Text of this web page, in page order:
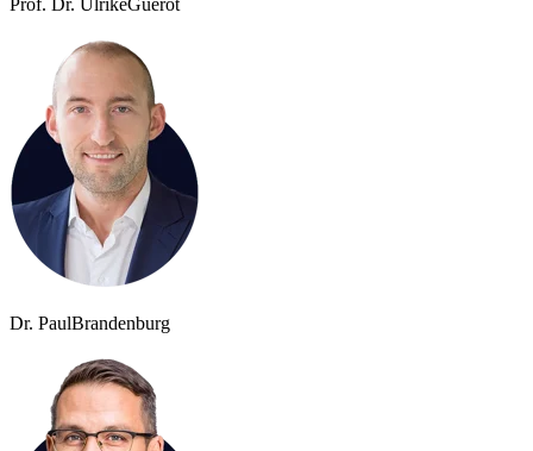
Prof. Dr. UlrikeGuérot
Dr. PaulBrandenburg